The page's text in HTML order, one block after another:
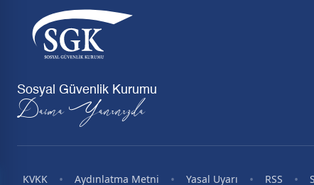
Sosyal Güvenlik Kurumu
Daima Yanınızda
KVKK • Aydınlatma Metni • Yasal Uyarı • RSS •